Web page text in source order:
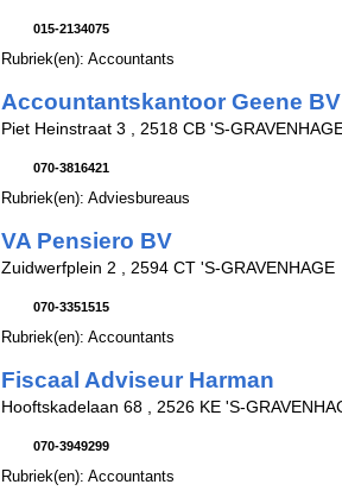
015-2134075
Rubriek(en): Accountants
Accountantskantoor Geene BV
Piet Heinstraat 3 , 2518 CB 'S-
070-3816421
Rubriek(en): Adviesbureaus
VA Pensiero BV
Zuidwerfplein 2 , 2594 CT 'S-GRAVENHAGE
070-3351515
Rubriek(en): Accountants
Fiscaal Adviseur Harman
Hooftskadelaan 68 , 2526 KE 'S-
070-3949299
Rubriek(en): Accountants